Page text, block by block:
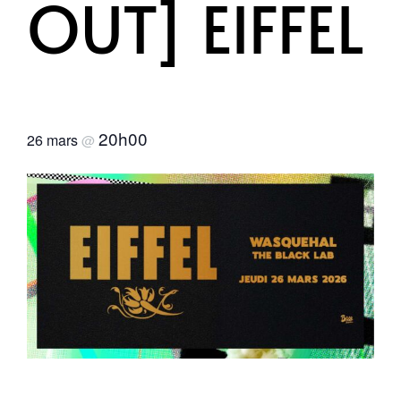
OUT] EIFFEL
26 mars@ 20h00